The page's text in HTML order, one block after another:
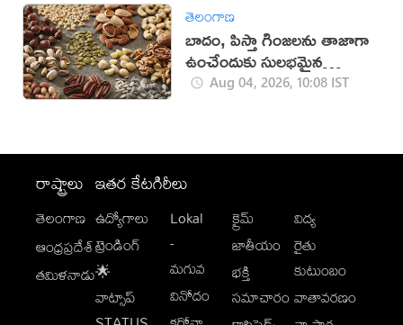
తెలంగాణ
బాదం, పిస్తా గింజలను తాజాగా
ఉంచేందుకు సులభమైన
చిట్కాలు!
Aug 04, 2026, 10:08 IST
రాష్ట్రాలు
తెలంగాణ
ఆంధ్రప్రదేశ్
తమిళనాడు
ఇతర కేటగిరీలు
ఉద్యోగాలు
ట్రెండింగ్
🌟
వాట్సాప్
Lokal
-
మగువ
వినోదం
క్రైమ్
జాతీయం
భక్తి
సమాచారం
విద్య
రైతు
కుటుంబం
వాతావరణం